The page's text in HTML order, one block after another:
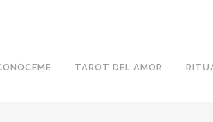
TAROT DEL AMOR